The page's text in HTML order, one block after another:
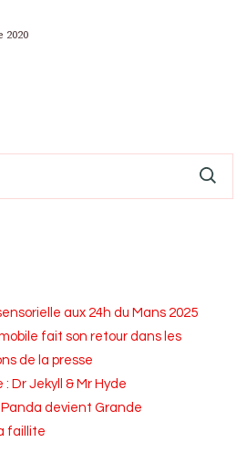
2020
aux 24h du Mans 2025
fait son retour dans les
de la presse
Dr Jekyll & Mr Hyde
Panda devient Grande
faillite